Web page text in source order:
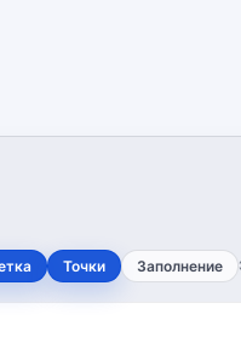
Точки Заполнение